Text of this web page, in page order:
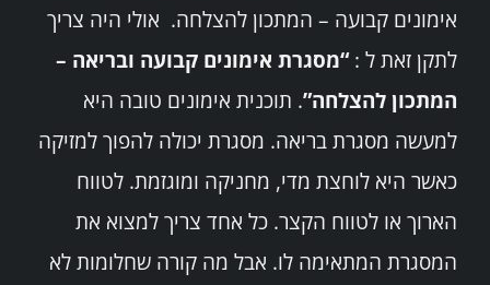
אימונים קבועה – המתכון להצלחה. אולי היה צריך
לתקן זאת ל :“מסגרת אימונים קבועה ובריאה –
המתכון להצלחה”. תוכנית אימונים טובה היא
למעשה מסגרת בריאה. מסגרת יכולה להפוך למזיקה
כאשר היא לוחצת מדי, מחניקה ומוגזמת. לטווח
הארוך או לטווח הקצר. כל אחד צריך למצוא את
המסגרת המתאימה לו. אבל מה קורה שחלומות לא